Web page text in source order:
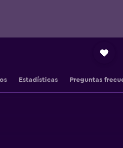
Estadísticas Preguntas